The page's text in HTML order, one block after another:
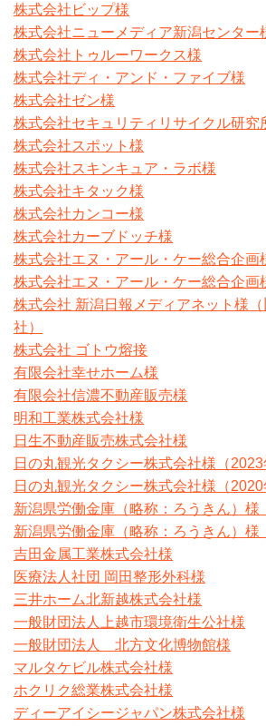
株式会社ビップ様
株式会社ニューメディア新潟センター
株式会社トゥルーワークス様
株式会社ディ・アンド・ファイブ様
株式会社ゼン様
株式会社セキュリティリサイクル研究
株式会社スポット様
株式会社スキンキュア・ラボ様
株式会社キタック様
株式会社カンコー様
株式会社カーブドッチ様
株式会社エヌ・アール・ケー総合企画
株式会社エヌ・アール・ケー総合企画
株式会社 新潟日報メディアネット様
社）
株式会社 ゴトウ熔接
有限会社幸せホーム様
有限会社信濃不動産販売様
明和工業株式会社様
日生不動産販売株式会社様
日の丸観光タクシー株式会社様（2023
日の丸観光タクシー株式会社様（2020
新潟県労働金庫（略称：ろうきん）様
新潟県労働金庫（略称：ろうきん）様
吉田金属工業株式会社様
医療法人社団 岡田整形外科様
三井ホーム北新越株式会社様
一般財団法人上越市環境衛生公社様
一般財団法人 北方文化博物館様
マルタケビル株式会社様
ホクリク総業株式会社様
ディーアイシージャパン株式会社様